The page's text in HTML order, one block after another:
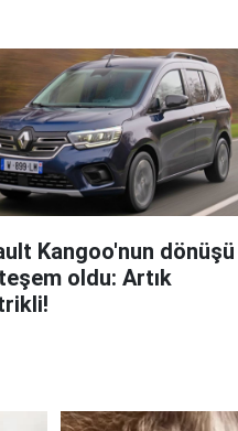
Kangoo'nun dönüşü
oldu: Artık